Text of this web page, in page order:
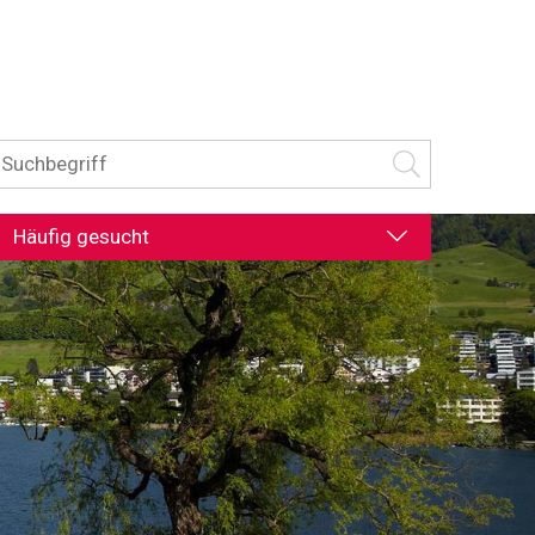
Suche starten
Häufig gesucht